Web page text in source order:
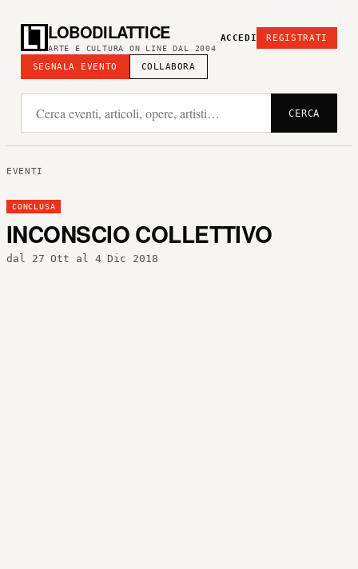
LOBODILATTICE
ARTE E CULTURA ON LINE DAL 2004
SEGNALA EVENTO COLLABORA
ACCEDI REGISTRATI
CERCA
EVENTI
CONCLUSA
INCONSCIO COLLETTIVO
dal 27 Ott al 4 Dic 2018